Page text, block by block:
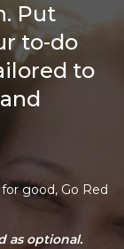
Put
to-do
to
good, Go Red
as optional.